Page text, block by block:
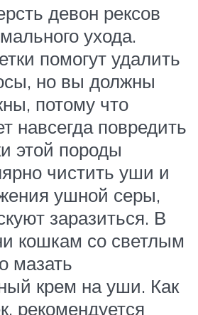
девон рексов
ухода.
помогут удалить
но вы должны
потому что
навсегда повредить
этой породы
чистить уши и
ушной серы,
заразиться. В
кошкам со светлым
мазать
крем на уши. Как
рекомендуется